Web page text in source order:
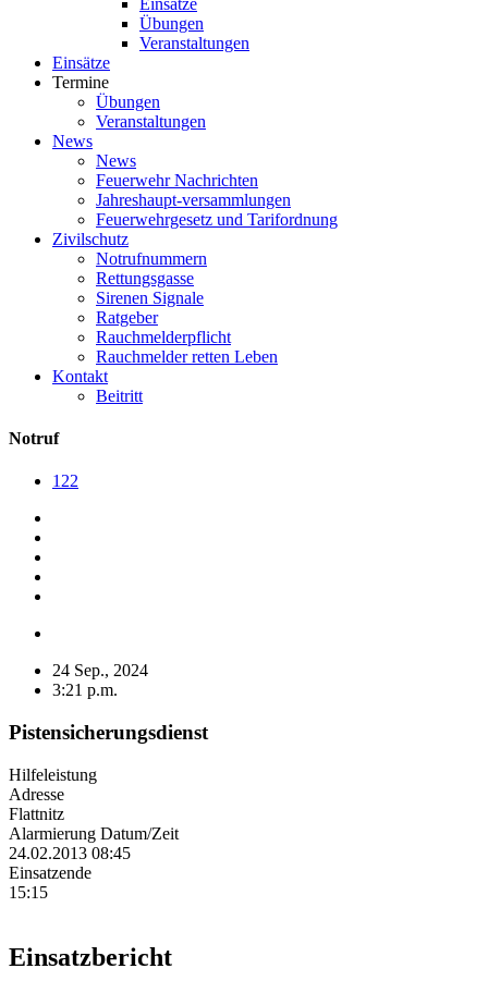
Übungen
Veranstaltungen
Einsätze
Termine
Übungen
Veranstaltungen
News
News
Feuerwehr Nachrichten
Jahreshaupt-versammlungen
Feuerwehrgesetz und Tarifordnung
Zivilschutz
Notrufnummern
Rettungsgasse
Sirenen Signale
Ratgeber
Rauchmelderpflicht
Rauchmelder retten Leben
Kontakt
Beitritt
Notruf
122
24 Sep., 2024
3:21 p.m.
Pistensicherungsdienst
Hilfeleistung
Adresse
Flattnitz
Alarmierung Datum/Zeit
24.02.2013 08:45
Einsatzende
15:15
Einsatzbericht